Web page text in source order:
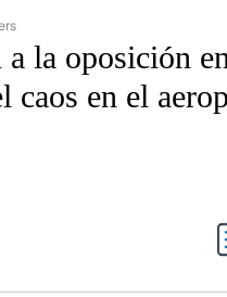
- CNN" TO RECEIVE
a la oposición
caos en el
NOTIFICATIONS ABOUT NEW